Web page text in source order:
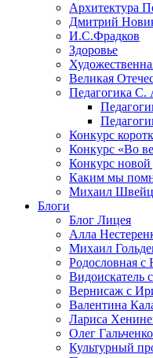
Архитектура
Дмитрий
И.С.Фрадков
Здоровье
Великая
Педагогика С.
Конкурс
Конкурс «Во
Конкурс новой
Каким мы
Михаил
Блоги
Блог Лицея
Алла
Михаил
Родословная
Вернисаж с
Валентина
Лариса
Олег Гальченко
Культурный